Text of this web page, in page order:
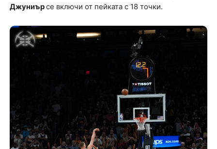
Джуниърсе включи от пейката с 18 точки.